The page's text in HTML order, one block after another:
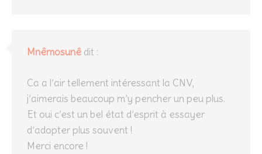
Mnêmosunê dit :
Ca a l’air tellement intéressant la CNV,
j’aimerais beaucoup m’y pencher un peu plus.
Et oui c’est un bel état d’esprit à essayer
d’adopter plus souvent !
Merci encore !